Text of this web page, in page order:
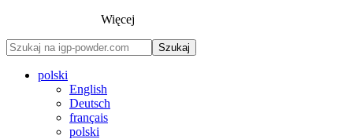
Więcej
Szukaj
polski
English
Deutsch
français
polski